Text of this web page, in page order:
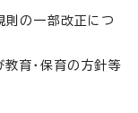
の一部改正につ
育・保育の方針等